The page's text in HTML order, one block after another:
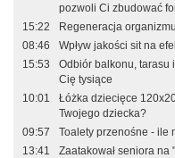
pozwoli Ci zbudować
15:22
Regeneracja
08:46
Wpływ jakości sit na
15:53
Odbiór balkonu, tarasu
Cię tysiące
10:01
Łóżka dziecięce
Twojego dziecka?
09:57
Toalety przenośne - ile
13:41
Zaatakował seniora na